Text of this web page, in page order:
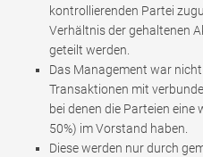
kontrollierenden Partei
Verhältnis der gehaltenen
geteilt werden.
Das Management war
Transaktionen mit
bei denen die Parteien
50%) im Vorstand haben.
Diese werden nur durch